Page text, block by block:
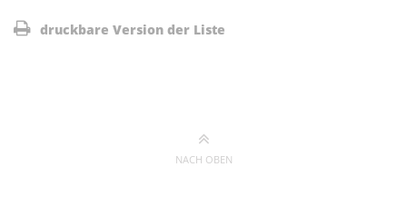
druckbare Version der Liste
NACH OBEN